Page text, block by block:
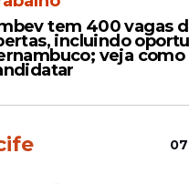
Opinião
"A Copa do
estreia", diz
tem 400 vagas
incluindo
veja como